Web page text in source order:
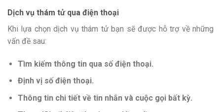
Dịch vụ thám tử qua điện thoại
Khi lựa chọn dịch vụ thám tử bạn sẽ được hỗ trợ về những
vấn đề sau:
Tìm kiếm thông tin qua số điện thoại.
Định vị số điện thoại.
Thông tin chi tiết về tin nhắn và cuộc gọi bất kỳ.